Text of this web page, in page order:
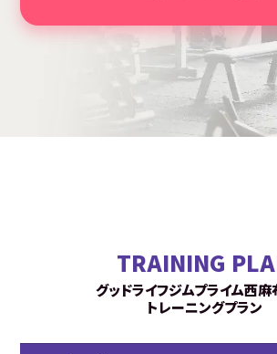
TRAINING
グッドライフジムプライム西
トレーニングプラン